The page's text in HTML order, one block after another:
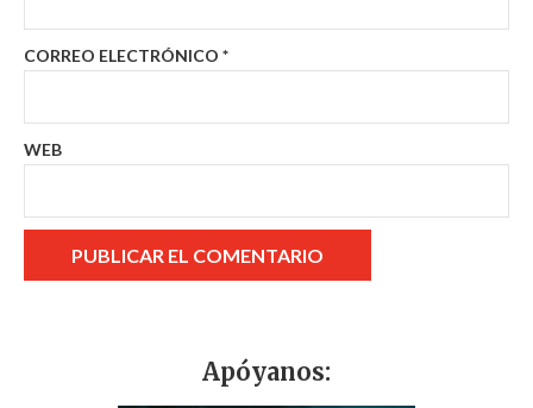
CORREO ELECTRÓNICO *
WEB
Apóyanos: